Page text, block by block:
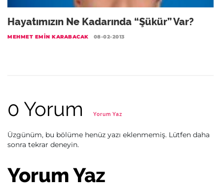
Hayatımızın Ne Kadarında “Şükür” Var?
MEHMET EMIN KARABACAK 08-02-2013
0 Yorum Yorum Yaz
Üzgünüm, bu bölüme henüz yazı eklenmemiş. Lütfen daha
sonra tekrar deneyin.
Yorum Yaz